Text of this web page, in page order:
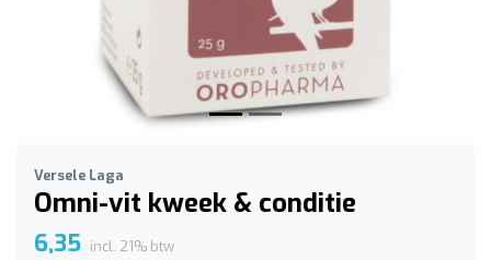
Versele Laga
Omni-vit kweek & conditie
6,35 incl. 21% btw